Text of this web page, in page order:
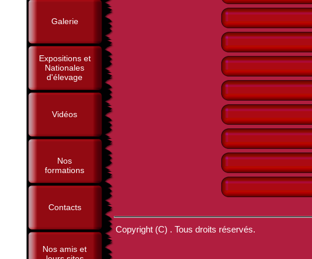
Galerie
Expositions et
Nationales
d'élevage
Vidéos
Nos
formations
Contacts
Nos amis et
Copyright (C) . Tous droits réservés.